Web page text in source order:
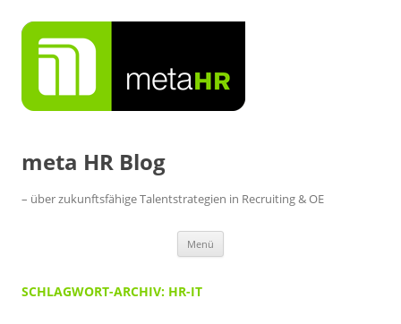
Inhalt
springen
meta HR Blog
– über zukunftsfähige Talentstrategien in Recruiting & OE
Menü
SCHLAGWORT-ARCHIV: HR-IT